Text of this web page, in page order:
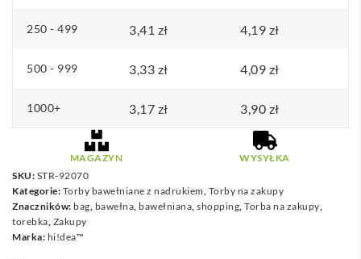
250 - 499 3,41 zł 4,19 zł
500 - 999 3,33 zł 4,09 zł
1000+ 3,17 zł 3,90 zł
MAGAZYN
WYSYŁKA
SKU: STR-92070
Kategorie: Torby bawełniane z nadrukiem, Torby na zakupy
Znaczników: bag, bawełna, bawełniana, shopping, Torba na zakupy,
torebka, Zakupy
Marka: hi!dea™